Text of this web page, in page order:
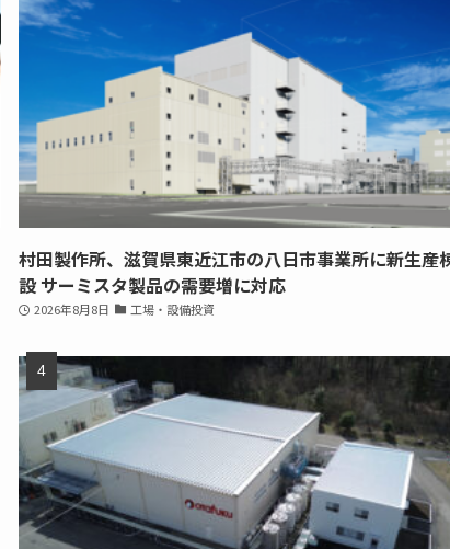
村田製作所、滋賀県東近江市の八日市事業所に新生産
設 サーミスタ製品の需要増に対応
2026年8月8日 工場・設備投資